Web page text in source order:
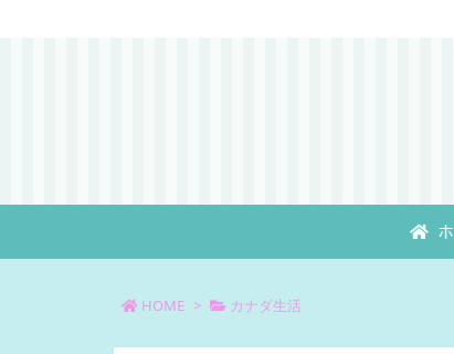
ホ
HOME > カナダ生活